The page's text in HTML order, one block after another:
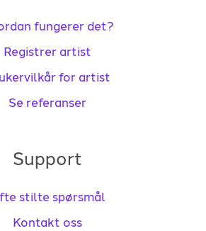
fungerer det?
Registrer artist
for artist
Se referanser
Support
stilte spørsmål
Kontakt oss